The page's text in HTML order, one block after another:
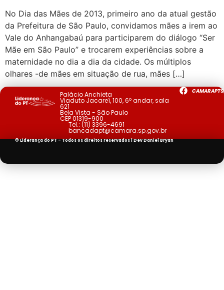
No Dia das Mães de 2013, primeiro ano da atual gestão
da Prefeitura de São Paulo, convidamos mães a irem ao
Vale do Anhangabaú para participarem do diálogo “Ser
Mãe em São Paulo” e trocarem experiências sobre a
maternidade no dia a dia da cidade. Os múltiplos
olhares -de mães em situação de rua, mães […]
Palácio Anchieta
Viaduto Jacareí, 100, 6º andar, sala
621
Bela Vista - São Paulo
CEP 01319-900
Tel.: (11) 3396-4691
bancadapt@camara.sp.gov.br
© Liderança do PT - Todos os direitos reservados | DevDaniel Bryan